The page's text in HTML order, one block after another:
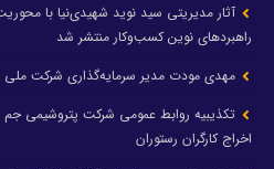
آثار مدیریتی سید نوید شهیدی‌نیا با
راهبردهای نوین کسب‌وکار منتشر شد
مهدی مودت مدیر سرمایه‌گذاری شرکت ملی
تکذیبیه روابط عمومی شرکت پتروشیمی جم
اخراج کارگران رستوران